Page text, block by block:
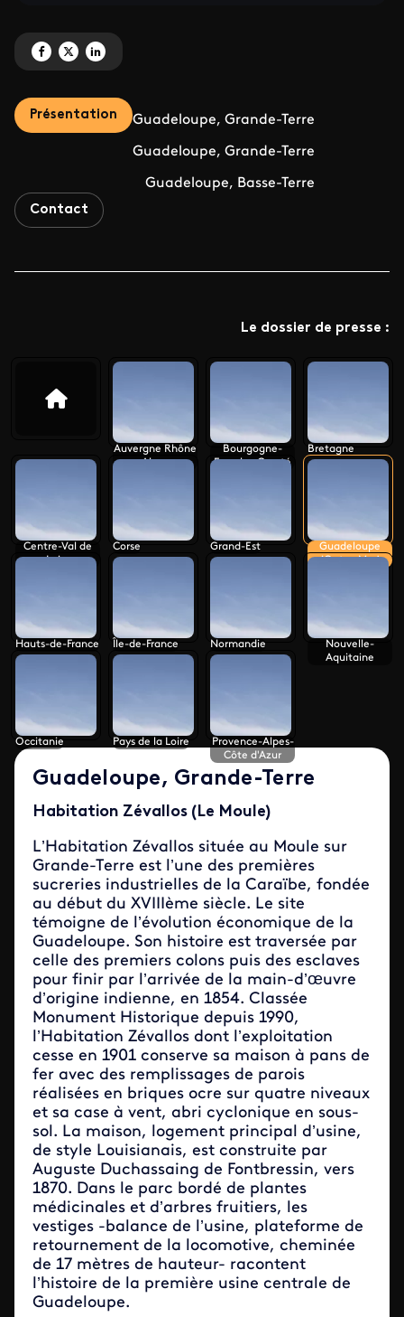
Partagez 'Appel aux votes ' sur Facebook
Partagez 'Appel aux votes ' sur X
Partagez 'Appel aux votes ' sur LinkedIn
Présentation Guadeloupe, Grande-Terre
Guadeloupe, Grande-Terre
Guadeloupe, Basse-Terre
Contact
Le dossier de presse :
Auvergne Rhône
Alpes
Bourgogne-
Franche-Comté
Bretagne
Centre-Val de
Loire
Corse Grand-Est
Guadeloupe
(Outre-Mer)
Hauts-de-France Île-de-France Normandie
Nouvelle-
Aquitaine
Occitanie Pays de la Loire
Provence-Alpes-
Côte d'Azur
Guadeloupe, Grande-Terre
Habitation Zévallos (Le Moule)
L’Habitation Zévallos située au Moule sur
Grande-Terre est l’une des premières
sucreries industrielles de la Caraïbe, fondée
au début du XVIIIème siècle. Le site
témoigne de l’évolution économique de la
Guadeloupe. Son histoire est traversée par
celle des premiers colons puis des esclaves
pour finir par l’arrivée de la main-d’œuvre
d’origine indienne, en 1854. Classée
Monument Historique depuis 1990,
l’Habitation Zévallos dont l’exploitation
cesse en 1901 conserve sa maison à pans de
fer avec des remplissages de parois
réalisées en briques ocre sur quatre niveaux
et sa case à vent, abri cyclonique en sous-
sol. La maison, logement principal d’usine,
de style Louisianais, est construite par
Auguste Duchassaing de Fontbressin, vers
1870. Dans le parc bordé de plantes
médicinales et d’arbres fruitiers, les
vestiges -balance de l’usine, plateforme de
retournement de la locomotive, cheminée
de 17 mètres de hauteur- racontent
l’histoire de la première usine centrale de
Guadeloupe.